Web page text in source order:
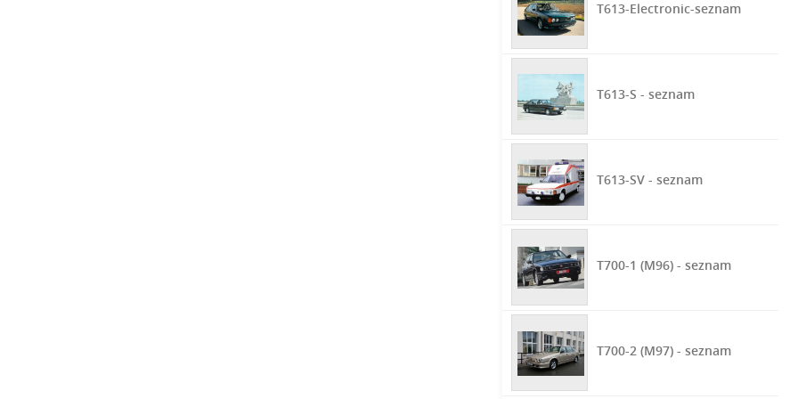
T613-Electronic-seznam
T613-S - seznam
T613-SV - seznam
T700-1 (M96) - seznam
T700-2 (M97) - seznam